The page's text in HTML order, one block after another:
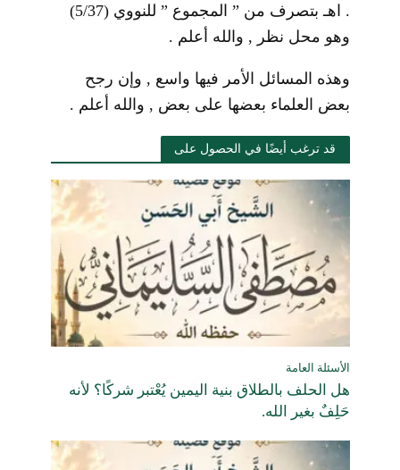
. اهـ بتصرف من ” المجموع ” للنووي (5/37)
وهو محل نظر , والله أعلم .
وهذه المسائل الأمر فيها واسع , وإن رجح
بعض العلماء بعضها على بعض , والله أعلم .
قد ترغب أيضًا في الحصول على
الأسئلة العامة
هل الحلف بالطلاق بنية اليمين يُعْتبر شركًا؟ لأنه
حَلِفٌ بغير الله.